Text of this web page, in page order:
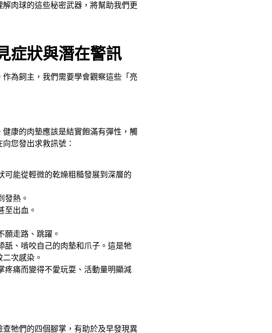
肉球的這些秘密武器，將幫助我們更
症狀與潛在警訊
為飼主，我們需要學會觀察這些「亮
康的肉墊應該是結實飽滿有彈性，觸
您發出求救訊號：
可能從輕微的乾燥粗糙發展到深層的
發熱。
至出血。
願走路、跳躍。
舐、啃咬自己的肉墊和爪子。這是牠
次感染。
疼痛而變得不愛玩耍、活動量明顯減
牠們的四個腳掌，有助於及早發現異